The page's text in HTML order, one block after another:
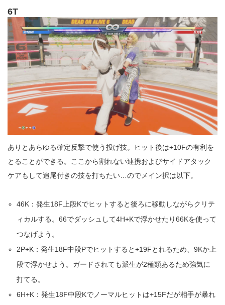
6T
ありとあらゆる確定反撃で使う投げ技。ヒット後は+10Fの有利を
とることができる。ここから割れない連携およびサイドアタック
ケアもして追尾付きの技を打ちたい…のでメイン択は以下。
46K：発生18F上段Kでヒットすると後ろに移動しながらクリテ
ィカルする。66でダッシュして4H+Kで浮かせたり66Kを使って
つなげよう。
2P+K：発生18F中段Pでヒットすると+19Fとれるため、9Kか上
段で浮かせよう。ガードされても派生が2種類あるため強気に
打てる。
6H+K：発生18F中段Kでノーマルヒットは+15Fだが相手が暴れ